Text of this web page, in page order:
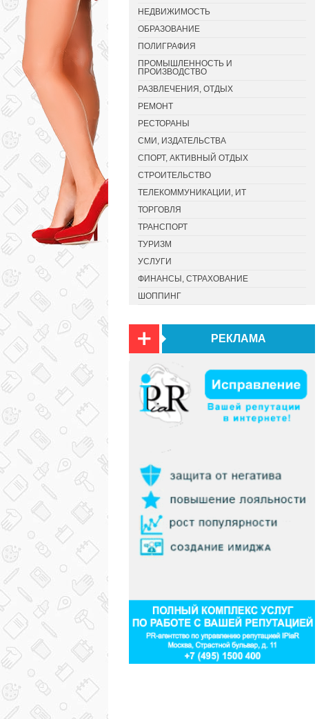
НЕДВИЖИМОСТЬ
ОБРАЗОВАНИЕ
ПОЛИГРАФИЯ
ПРОМЫШЛЕННОСТЬ И
ПРОИЗВОДСТВО
РАЗВЛЕЧЕНИЯ, ОТДЫХ
РЕМОНТ
РЕСТОРАНЫ
СМИ, ИЗДАТЕЛЬСТВА
СПОРТ, АКТИВНЫЙ ОТДЫХ
СТРОИТЕЛЬСТВО
ТЕЛЕКОММУНИКАЦИИ, ИТ
ТОРГОВЛЯ
ТРАНСПОРТ
ТУРИЗМ
УСЛУГИ
ФИНАНСЫ, СТРАХОВАНИЕ
ШОППИНГ
РЕКЛАМА